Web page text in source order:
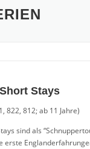
Stays
822, 812; ab 11 Jahre)
sind als
erste